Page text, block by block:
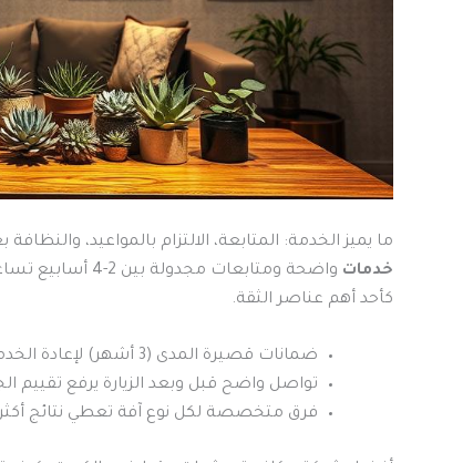
ما يميز الخدمة: المتابعة، الالتزام بالمواعيد،
خدمات
واضحة ومتابعات
كأحد أهم عناصر الثقة.
ضمانات قصيرة المدى (3 أشهر) لإعادة الخدمة في حالات عودة الصراصير.
تواصل واضح قبل وبعد الزيارة يرفع تقييم
فرق متخصصة لكل نوع آفة تعطي نتائج أكثر